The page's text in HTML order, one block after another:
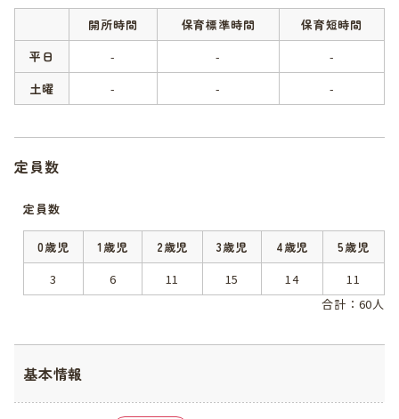
開所時間 保育標準時間
保育短時間
平日
- -
-
土曜
- - -
定員数
定員数
0歳児 1歳児 2歳児 3歳児 4歳児
5歳児
3
6 11 15 14
11
合計：60人
基本情報